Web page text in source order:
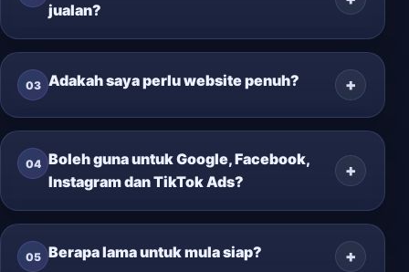
jualan?
03 Adakah saya perlu website penuh?
04 Boleh guna untuk Google, Facebook,
Instagram dan TikTok Ads?
05 Berapa lama untuk mula siap?